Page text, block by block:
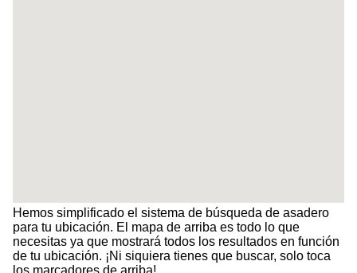
Hemos simplificado el sistema de búsqueda de asadero
para tu ubicación. El mapa de arriba es todo lo que
necesitas ya que mostrará todos los resultados en función
de tu ubicación. ¡Ni siquiera tienes que buscar, solo toca
los marcadores de arriba!